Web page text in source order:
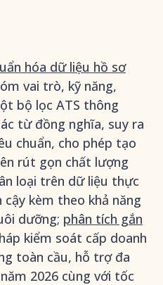
hóa dữ liệu hồ sơ
vai trò, kỹ năng,
bộ lọc ATS thông
từ đồng nghĩa, suy ra
chuẩn, cho phép tạo
rút gọn chất lượng
loại trên dữ liệu thực
kèm theo khả năng
dưỡng; phân tích gắn
kiểm soát cấp doanh
toàn cầu, hỗ trợ đa
2026 cùng với tốc